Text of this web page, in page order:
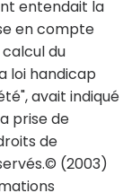
entendait la
en compte
du
loi handicap
avait indiqué
prise de
de
(2003)